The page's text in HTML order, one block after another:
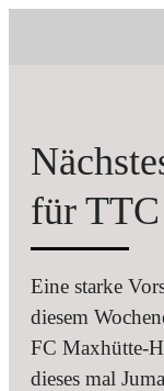
für
Eine starke
diesem
FC Maxhütte-
dieses mal